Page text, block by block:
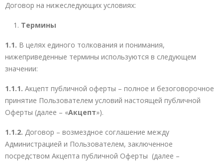
Договор на нижеследующих условиях:
Термины
1.1. В целях единого толкования и понимания,
нижеприведенные термины используются в следующем
значении:
1.1.1. Акцепт публичной оферты – полное и безоговорочное
принятие Пользователем условий настоящей публичной
Оферты (далее – «Акцепт»).
1.1.2. Договор – возмездное соглашение между
Администрацией и Пользователем, заключенное
посредством Акцепта публичной Оферты (далее –